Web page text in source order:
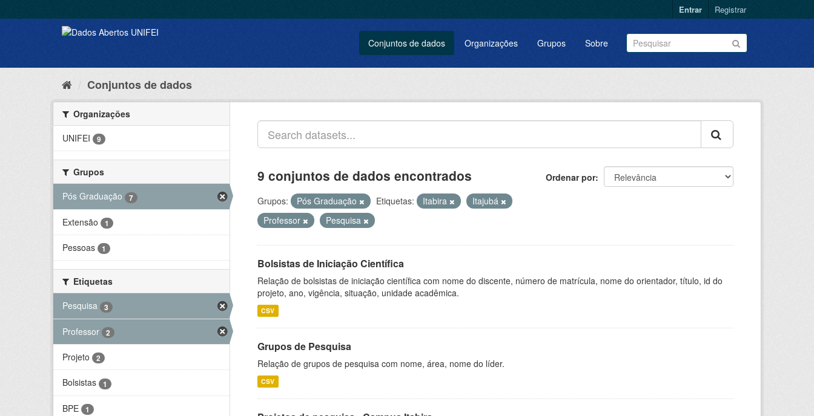
Entrar Registrar
Conjuntos de dados Organizações Grupos Sobre
Conjuntos de dados
Organizações
UNIFEI
9
Grupos
Pós Graduação
7
Extensão 1
Pessoas 1
Etiquetas
Pesquisa
3
Professor 2
Projeto 2
Bolsistas 1
BPE 1
Ordenar por
9 conjuntos de dados encontrados
Grupos: Pós Graduação Etiquetas: Itabira
Itajubá
Professor
Pesquisa
Bolsistas de Iniciação Científica
Relação de bolsistas de iniciação científica com nome do discente, número de matrícula, nome do orientador, título, id do
projeto, ano, vigência, situação, unidade acadêmica.
CSV
Grupos de Pesquisa
Relação de grupos de pesquisa com nome, área, nome do líder.
CSV